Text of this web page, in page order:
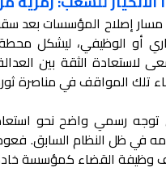
أو الوظيفي، ليشكل
لاستعادة الثقة بين
تلك المواقف في مناصرة
توجه رسمي واضح نحو
في ظل النظام السابق.
وظيفة القضاء كمؤسسة